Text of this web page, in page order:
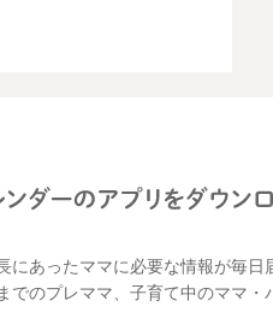
にあったママに必要な情報が毎日
でのプレママ、子育て中のママ